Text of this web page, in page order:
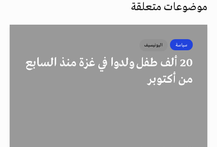
موضوعات متعلقة
سياسة اليونيسيف
20 ألف طفل ولدوا في غزة منذ السابع
من أكتوبر